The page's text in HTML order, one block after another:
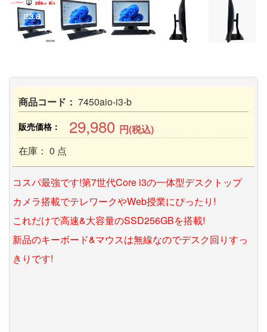
商品コード： 7450aio-i3-b
販売価格： 29,980 円(税込)
在庫： 0 点
コスパ最強です!第7世代Core i3の一体型デスクトップ
カメラ搭載でテレワークやWeb授業にぴったり!
これだけで高速&大容量のSSD256GBを搭載!
新品のキーボード&マウスは無線なのでデスク回りすっ
きりです!